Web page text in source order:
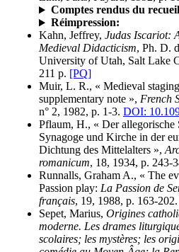
Comptes rendus du
Réimpression:
Kahn, Jeffrey, Judas Iscariot:
Medieval Didacticism, Ph. D.
University of Utah, Salt Lake
211 p. [PQ]
Muir, L. R., « Medieval
supplementary note », French
n° 2, 1982, p. 1-3. DOI:
Pflaum, H., « Der allegorische
Synagoge und Kirche in der
Dichtung des Mittelalters »,
romanicum, 18, 1934, p. 243-
Runnalls, Graham A., « The
Passion play: La Passion de
français, 19, 1988, p. 163-202.
Sepet, Marius, Origines
moderne. Les drames
scolaires; les mystères; les